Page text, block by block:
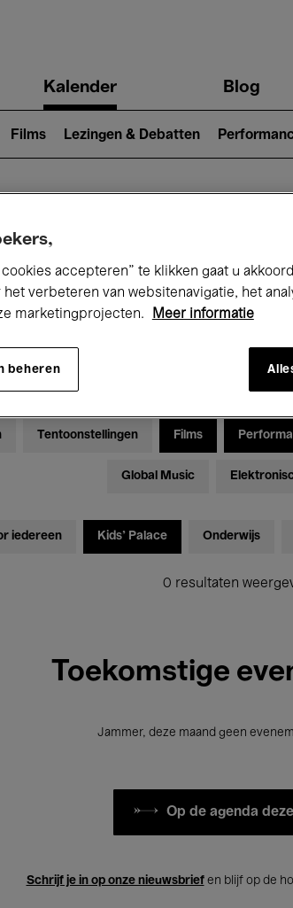
Kalender Blog
Films Lezingen & Debatten
Tentoonstellingen Films
Global Music
iedereen Kids’ Palace Onderwijs
0 resultaten
Toekomstige
Jammer, deze maand geen
Op de agenda
Schrijf je in op onze nieuwsbriefen blijf op de
cookies accepteren” te klikken gaat u
het verbeteren van websitenavigatie, het
marketingprojecten.
Meer informatie
beheren